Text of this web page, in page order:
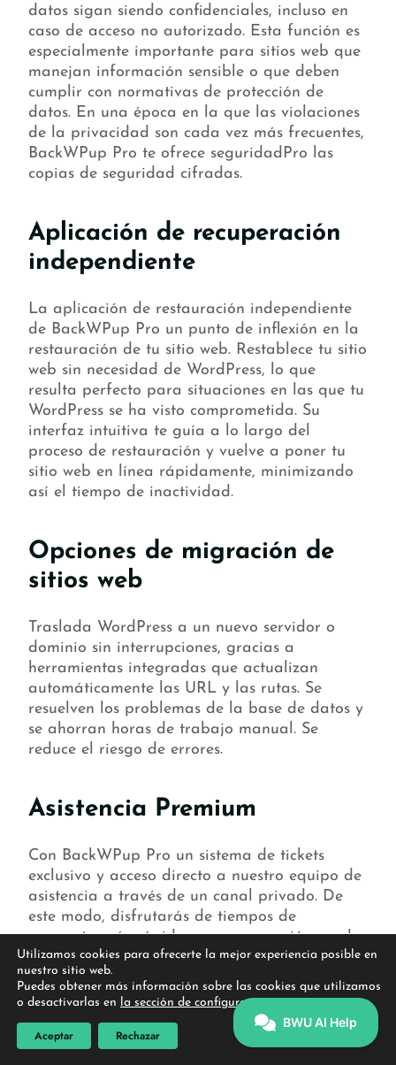
datos sigan siendo confidenciales, incluso en
caso de acceso no autorizado. Esta función es
especialmente importante para sitios web que
manejan información sensible o que deben
cumplir con normativas de protección de
datos. En una época en la que las violaciones
de la privacidad son cada vez más frecuentes,
BackWPup Pro te ofrece seguridadPro las
copias de seguridad cifradas.
Aplicación de recuperación
independiente
La aplicación de restauración independiente
de BackWPup Pro un punto de inflexión en la
restauración de tu sitio web. Restablece tu sitio
web sin necesidad de WordPress, lo que
resulta perfecto para situaciones en las que tu
WordPress se ha visto comprometida. Su
interfaz intuitiva te guía a lo largo del
proceso de restauración y vuelve a poner tu
sitio web en línea rápidamente, minimizando
así el tiempo de inactividad.
Opciones de migración de
sitios web
Traslada WordPress a un nuevo servidor o
dominio sin interrupciones, gracias a
herramientas integradas que actualizan
automáticamente las URL y las rutas. Se
resuelven los problemas de la base de datos y
se ahorran horas de trabajo manual. Se
reduce el riesgo de errores.
Asistencia Premium
Con BackWPup Pro un sistema de tickets
exclusivo y acceso directo a nuestro equipo de
asistencia a través de un canal privado. De
este modo, disfrutarás de tiempos de
respuesta más rápidos en comparación con los
foros de asistencia gratuitos y serás de los
primeros en beneficiarte de las nuevas
funciones y mejoras.
Si tePro por BackWPup Pro , no solo
obtendrás funciones avanzadas, sino que
Utilizamos cookies para ofrecerte la mejor experiencia posible en
nuestro sitio web.
Puedes obtener más información sobre las cookies que utilizamos
o desactivarlas en la sección de configuración
Aceptar Rechazar